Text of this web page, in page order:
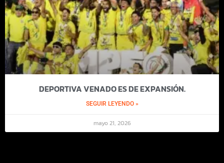
DEPORTIVA VENADO ES DE EXPANSIÓN.
SEGUIR LEYENDO »
mayo 21, 2026